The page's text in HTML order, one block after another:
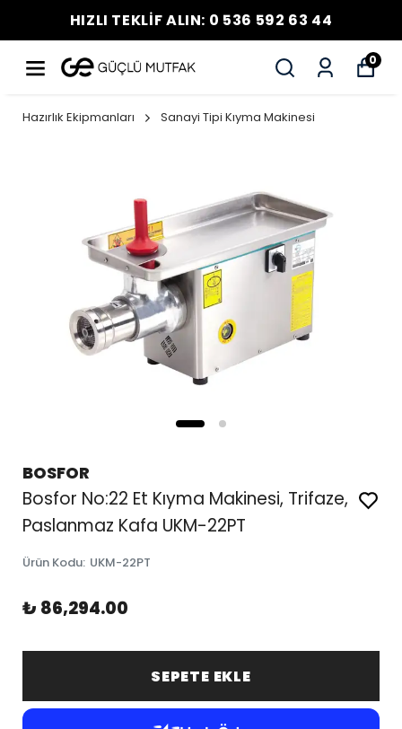
HIZLI TEKLİF ALIN: 0 536 592 63 44
0
Hazırlık Ekipmanları Sanayi Tipi Kıyma Makinesi
BOSFOR
Bosfor No:22 Et Kıyma Makinesi, Trifaze,
Paslanmaz Kafa UKM-22PT
Ürün Kodu: UKM-22PT
₺ 86,294.00
SEPETE EKLE